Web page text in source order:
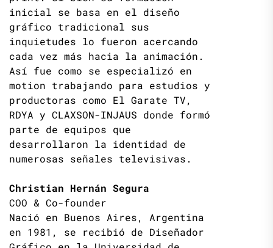
inicial se basa en el diseño
gráfico tradicional sus
inquietudes lo fueron acercando
cada vez más hacia la animación.
Así fue como se especializó en
motion trabajando para estudios y
productoras como El Garate TV,
RDYA y CLAXSON-INJAUS donde formó
parte de equipos que
desarrollaron la identidad de
numerosas señales televisivas.
Christian Hernán Segura
COO & Co-founder
Nació en Buenos Aires, Argentina
en 1981, se recibió de Diseñador